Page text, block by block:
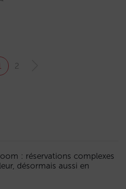
2
: réservations complexes
désormais aussi en